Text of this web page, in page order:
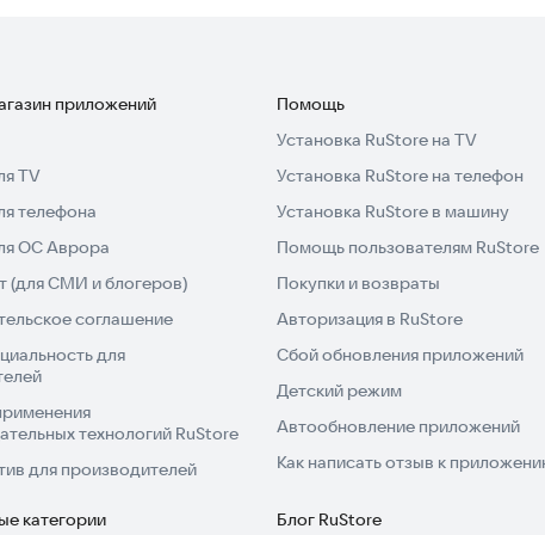
прозвище вашего Эггмона.
отвечая на вопросы. В конце месяца помощник
или отсчётом дней отношений.
с партнером благодаря SumOne!
приложений
TV
телефона
ОС Аврора
(для СМИ и блогеров)
соглашение
для
технологий RuStore
для производителей
Помощь
Установка RuStore на TV
Установка RuStore на телефон
Установка RuStore в машину
Помощь пользователям RuStore
Покупки и возвраты
Авторизация в RuStore
Сбой обновления приложений
Детский режим
Автообновление приложений
Как написать отзыв к
категории Блог RuStore